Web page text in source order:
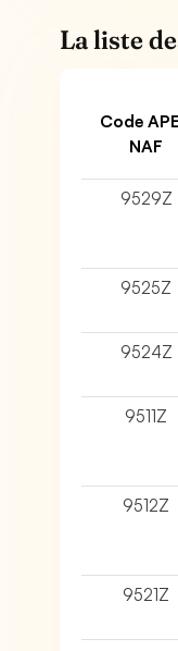
La liste
Code
NAF
9529Z
9525Z
9524Z
9511Z
9512Z
9521Z